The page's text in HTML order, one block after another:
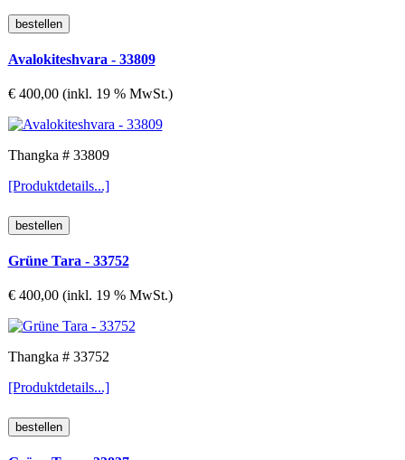
Avalokiteshvara - 33809
€ 400,00 (inkl. 19 % MwSt.)
Thangka # 33809
[Produktdetails...]
Grüne Tara - 33752
€ 400,00 (inkl. 19 % MwSt.)
Thangka # 33752
[Produktdetails...]